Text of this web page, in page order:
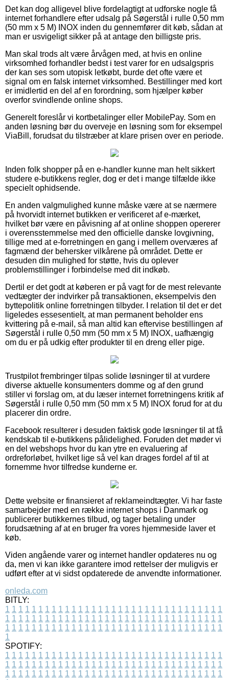
Det kan dog alligevel blive fordelagtigt at udforske nogle få
internet forhandlere efter udsalg på Søgerstål i rulle 0,50 mm
(50 mm x 5 M) INOX inden du gennemfører dit køb, sådan at
man er usvigeligt sikker på at antage den billigste pris.
Man skal trods alt være årvågen med, at hvis en online
virksomhed forhandler bedst i test varer for en udsalgspris
der kan ses som utopisk letkøbt, burde det ofte være et
signal om en falsk internet virksomhed. Bestillinger med kort
er imidlertid en del af en forordning, som hjælper køber
overfor svindlende online shops.
Generelt foreslår vi kortbetalinger eller MobilePay. Som en
anden løsning bør du overveje en løsning som for eksempel
ViaBill, forudsat du tilstræber at klare prisen over en periode.
Inden folk shopper på en e-handler kunne man helt sikkert
studere e-butikkens regler, dog er det i mange tilfælde ikke
specielt ophidsende.
En anden valgmulighed kunne måske være at se nærmere
på hvorvidt internet butikken er verificeret af e-mærket,
hvilket bør være en påvisning af at online shoppen opererer
i overensstemmelse med den officielle danske lovgivning,
tillige med at e-forretningen en gang i mellem overværes af
fagmænd der behersker vilkårene på området. Dette er
desuden din mulighed for støtte, hvis du oplever
problemstillinger i forbindelse med dit indkøb.
Dertil er det godt at køberen er på vagt for de mest relevante
vedtægter der indvirker på transaktionen, eksempelvis den
byttepolitik online forretningen tilbyder. I relation til det er det
ligeledes essesentielt, at man permanent beholder ens
kvittering på e-mail, så man altid kan eftervise bestillingen af
Søgerstål i rulle 0,50 mm (50 mm x 5 M) INOX, uafhængig
om du er på udkig efter produkter til en dreng eller pige.
Trustpilot frembringer tilpas solide løsninger til at vurdere
diverse aktuelle konsumenters domme og af den grund
stiller vi forslag om, at du læser internet forretningens kritik af
Søgerstål i rulle 0,50 mm (50 mm x 5 M) INOX forud for at du
placerer din ordre.
Facebook resulterer i desuden faktisk gode løsninger til at få
kendskab til e-butikkens pålidelighed. Foruden det møder vi
en del webshops hvor du kan ytre en evaluering af
ordreforløbet, hvilket lige så vel kan drages fordel af til at
fornemme hvor tilfredse kunderne er.
Dette website er finansieret af reklameindtægter. Vi har faste
samarbejder med en række internet shops i Danmark og
publicerer butikkernes tilbud, og tager betaling under
forudsætning af at en bruger fra vores hjemmeside laver et
køb.
Viden angående varer og internet handler opdateres nu og
da, men vi kan ikke garantere imod rettelser der muligvis er
udført efter at vi sidst opdaterede de anvendte informationer.
onleda.com
BITLY:
1 1 1 1 1 1 1 1 1 1 1 1 1 1 1 1 1 1 1 1 1 1 1 1 1 1 1 1 1 1 1 1 1
1 1 1 1 1 1 1 1 1 1 1 1 1 1 1 1 1 1 1 1 1 1 1 1 1 1 1 1 1 1 1 1 1
1 1 1 1 1 1 1 1 1 1 1 1 1 1 1 1 1 1 1 1 1 1 1 1 1 1 1 1 1 1 1 1 1
1
SPOTIFY:
1 1 1 1 1 1 1 1 1 1 1 1 1 1 1 1 1 1 1 1 1 1 1 1 1 1 1 1 1 1 1 1 1
1 1 1 1 1 1 1 1 1 1 1 1 1 1 1 1 1 1 1 1 1 1 1 1 1 1 1 1 1 1 1 1 1
1 1 1 1 1 1 1 1 1 1 1 1 1 1 1 1 1 1 1 1 1 1 1 1 1 1 1 1 1 1 1 1 1